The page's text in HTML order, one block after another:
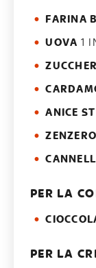
FARINA
UOVA 1
ANICE
PER LA
PER LA